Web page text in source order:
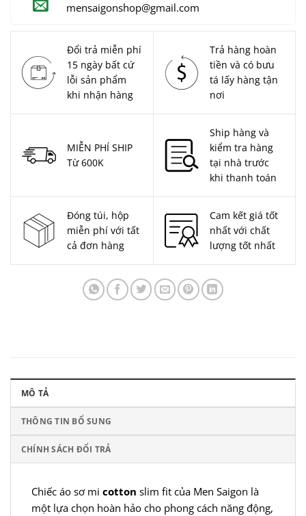
mensaigonshop@gmail.com
Đổi trả miễn phí
15 ngày bất cứ
lỗi sản phẩm
khi nhận hàng
Trả hàng hoàn
tiền và có bưu
tá lấy hàng tận
nơi
MIỄN PHÍ SHIP
Từ 600K
Ship hàng và
kiểm tra hàng
tại nhà trước
khi thanh toán
Đóng túi, hộp
miễn phí với tất
cả đơn hàng
Cam kết giá tốt
nhất với chất
lượng tốt nhất
MÔ TẢ
THÔNG TIN BỔ SUNG
CHÍNH SÁCH ĐỔI TRẢ
Chiếc áo sơ mi cotton slim fit của Men Saigon là
một lựa chọn hoàn hảo cho phong cách năng động,